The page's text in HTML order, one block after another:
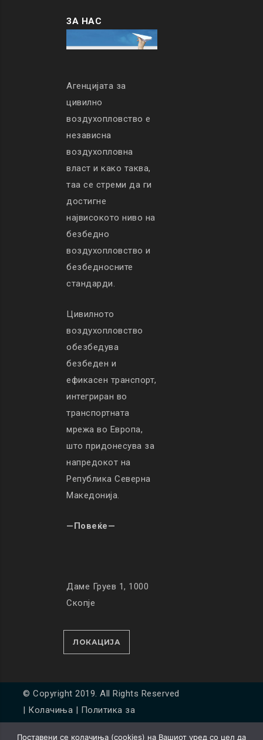
ЗА НАС
Агенцијата за
цивилно
воздухопловство е
независна
воздухопловна
власт и како таква,
таа се стреми да ги
достигне
највисокото ниво на
безбедно
воздухопловство и
безбедносните
стандарди.
Цивилното
воздухопловство
обезбедува
безбеден и
ефикасен транспорт,
интегриран во
транспортната
мрежа во Европа,
што придонесува за
напредокот на
Република Северна
Македонија.
—Повеќе—
Даме Груев 1, 1000
Скопје
ЛОКАЦИЈА
© Copyright 2019. All Rights Reserved
| Колачиња | Политика за
Поставени се колачиња (cookies) на Вашиот уред со цел да